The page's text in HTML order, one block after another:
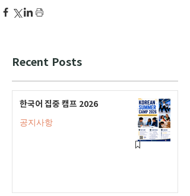
Recent Posts
한국어 집중 캠프 2026
공지사항